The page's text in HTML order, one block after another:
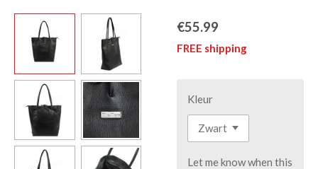
€55.99
FREE shipping
Kleur
Let me know when this